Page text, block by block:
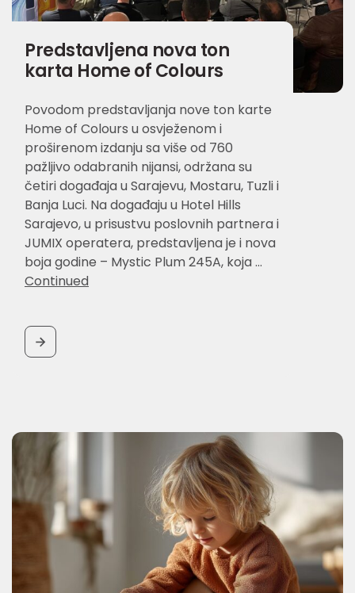
Predstavljena nova ton
karta Home of Colours
Povodom predstavljanja nove ton karte
Home of Colours u osvježenom i
proširenom izdanju sa više od 760
pažljivo odabranih nijansi, održana su
četiri događaja u Sarajevu, Mostaru, Tuzli i
Banja Luci. Na događaju u Hotel Hills
Sarajevo, u prisustvu poslovnih partnera i
JUMIX operatera, predstavljena je i nova
boja godine – Mystic Plum 245A, koja …
Continued
BUTTON